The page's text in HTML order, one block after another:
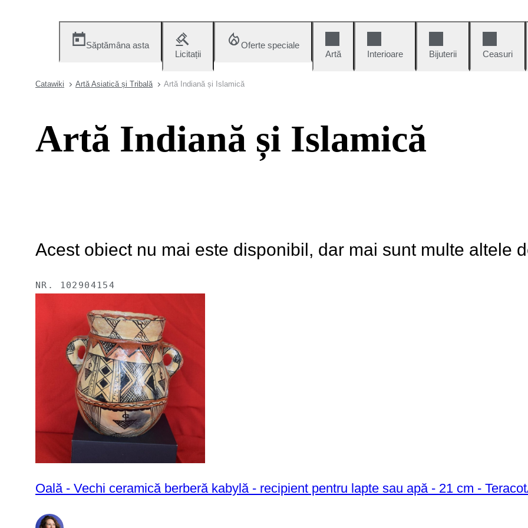
Săptămâna asta
Licitații
Oferte speciale
Artă
Interioare Bijuterii Ceasuri
Catawiki Artă Asiatică și Tribală Artă Indiană și Islamică
Artă Indiană și Islamică
Acest obiect nu mai este disponibil, dar mai sunt multe altele
NR. 102904154
Oală - Vechi ceramică berberă kabylă - recipient pentru lapte sau apă - 21 cm -